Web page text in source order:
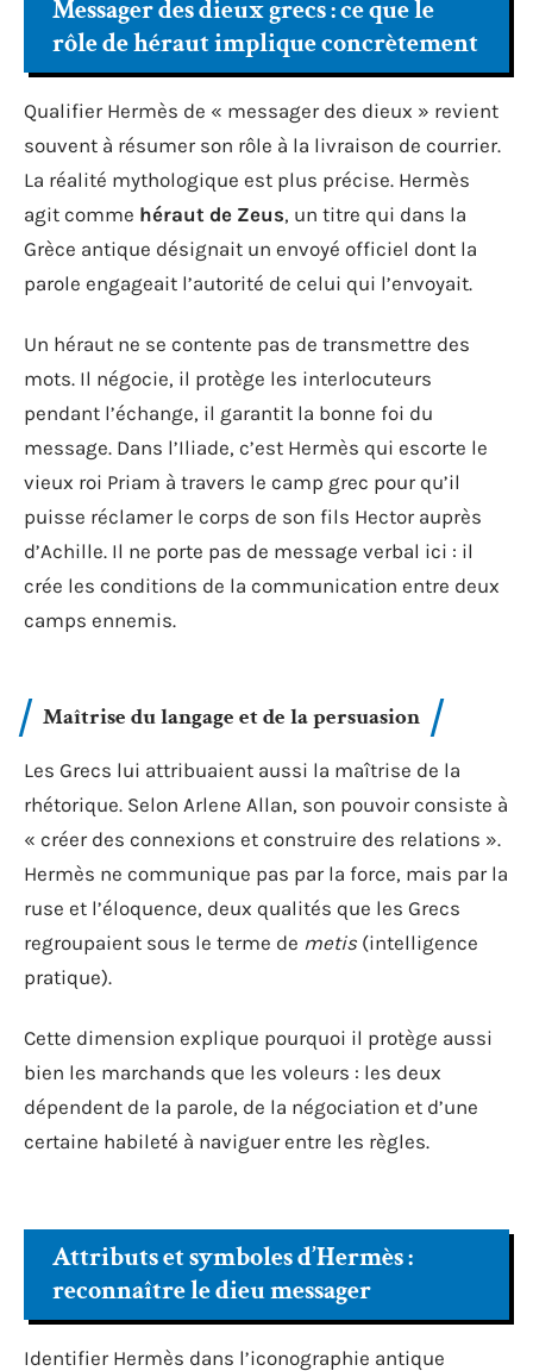
Messager des dieux grecs : ce que le
rôle de héraut implique concrètement
Qualifier Hermès de « messager des dieux » revient
souvent à résumer son rôle à la livraison de courrier.
La réalité mythologique est plus précise. Hermès
agit comme héraut de Zeus, un titre qui dans la
Grèce antique désignait un envoyé officiel dont la
parole engageait l’autorité de celui qui l’envoyait.
Un héraut ne se contente pas de transmettre des
mots. Il négocie, il protège les interlocuteurs
pendant l’échange, il garantit la bonne foi du
message. Dans l’Iliade, c’est Hermès qui escorte le
vieux roi Priam à travers le camp grec pour qu’il
puisse réclamer le corps de son fils Hector auprès
d’Achille. Il ne porte pas de message verbal ici : il
crée les conditions de la communication entre deux
camps ennemis.
Maîtrise du langage et de la persuasion
Les Grecs lui attribuaient aussi la maîtrise de la
rhétorique. Selon Arlene Allan, son pouvoir consiste à
« créer des connexions et construire des relations ».
Hermès ne communique pas par la force, mais par la
ruse et l’éloquence, deux qualités que les Grecs
regroupaient sous le terme de metis(intelligence
pratique).
Cette dimension explique pourquoi il protège aussi
bien les marchands que les voleurs : les deux
dépendent de la parole, de la négociation et d’une
certaine habileté à naviguer entre les règles.
Attributs et symboles d’Hermès :
reconnaître le dieu messager
Identifier Hermès dans l’iconographie antique